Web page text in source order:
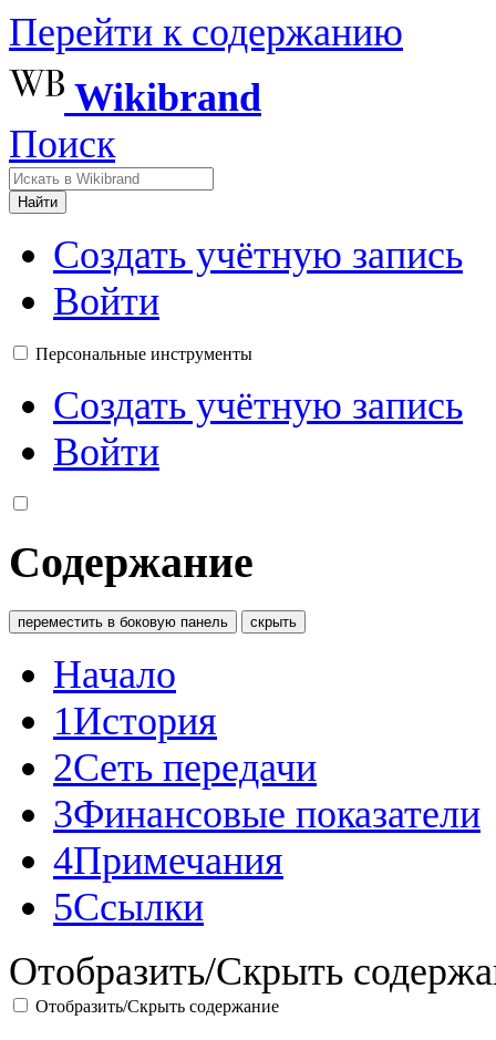
Перейти к содержанию
Wikibrand
Поиск
Найти
Создать учётную запись
Войти
Персональные инструменты
Создать учётную запись
Войти
Содержание
переместить в боковую панель скрыть
Начало
1История
2Сеть передачи
3Финансовые показатели
4Примечания
5Ссылки
Отобразить/Скрыть
Отобразить/Скрыть содержание